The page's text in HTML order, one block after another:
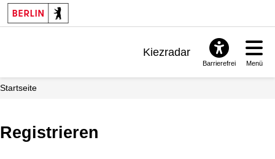
Kiezradar
Barrierefrei Menü
Startseite
Registrieren